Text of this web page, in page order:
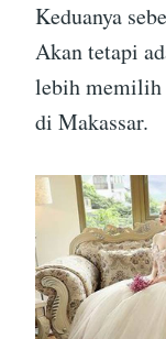
Keduanya
Akan tetapi
lebih memilih
di Makassar.